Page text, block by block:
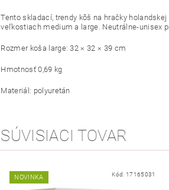
Tento skladací, trendy kôš na hračky
veľkostiach medium a large. Neutrálne-unisex
Rozmer koša large: 32 × 32 × 39 cm
Hmotnosť 0,69 kg
Materiál: polyuretán
SÚVISIACI TOVAR
NOVINKA Kód: 17165031